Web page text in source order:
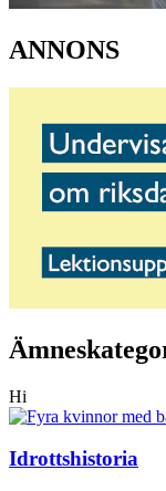
ANNONS
Hi
Idrottshistoria